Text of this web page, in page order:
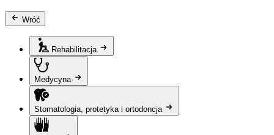
Wróć
Rehabilitacja
Medycyna
Stomatologia, protetyka i ortodoncja